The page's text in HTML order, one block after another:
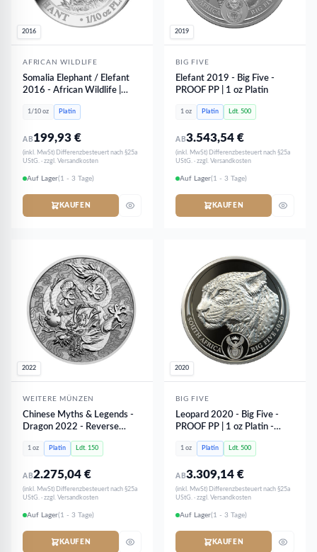
2016
AFRICAN WILDLIFE
Somalia Elephant / Elefant
2016 - African Wildlife |
1/10 oz Platin
AB 199,93€
(inkl. MwSt) Differenzbesteuert nach §25a
UStG. · zzgl. Versandkosten
Auf Lager(1 - 3 Tage)
KAUFEN
2019
BIG FIVE
Elefant 2019 - Big Five -
PROOF PP | 1 oz Platin
1 oz Platin Ldt. 500
AB3.543,54€
(inkl. MwSt) Differenzbesteuert nach §25a
UStG. · zzgl. Versandkosten
Auf Lager(1 - 3 Tage)
KAUFEN
2022
WEITERE MÜNZEN
Chinese Myths & Legends -
Dragon 2022 - Reverse
PROOF | 1oz Platinum
1 oz Platin Ldt. 150
AB2.275,04€
(inkl. MwSt) Differenzbesteuert nach §25a
UStG. · zzgl. Versandkosten
Auf Lager(1 - 3 Tage)
KAUFEN
2020
BIG FIVE
Leopard 2020 - Big Five -
PROOF PP | 1 oz Platin -
limitiert
1 oz Platin Ldt. 500
AB3.309,14€
(inkl. MwSt) Differenzbesteuert nach §25a
UStG. · zzgl. Versandkosten
Auf Lager(1 - 3 Tage)
KAUFEN